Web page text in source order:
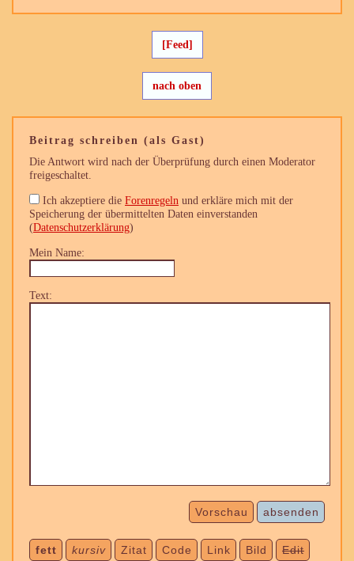
[Feed]
nach oben
Beitrag schreiben (als Gast)
Die Antwort wird nach der Überprüfung durch einen Moderator
freigeschaltet.
Ich akzeptiere die Forenregeln und erkläre mich mit der
Speicherung der übermittelten Daten einverstanden
(Datenschutzerklärung)
Mein Name:
Text:
Vorschau absenden
fett kursiv Zitat Code Link Bild Edit